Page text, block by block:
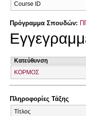
Course ID
Πρόγραμμα Σπουδών:
Κατεύθυνση
ΚΟΡΜΟΣ
Πληροφορίες Τάξης
Τίτλος